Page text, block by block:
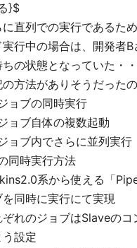
}$
に直列での実行であるた
実行中の場合は、開発者
の状態となっていた・・
方法がありそうだった
ョブの同時実行
ョブ自体の複数起動
ョブ内でさらに並列実行
同時実行方法
系から使える「
を同時に実行にて実現
ぞれのジョブはSlaveのコ
う設定